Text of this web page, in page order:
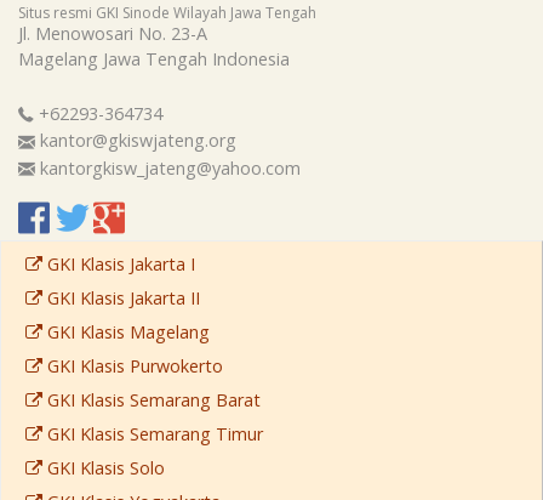
Situs resmi GKI Sinode Wilayah Jawa Tengah
Jl. Menowosari No. 23-A
Magelang Jawa Tengah Indonesia
+62293-364734
kantor@gkiswjateng.org
kantorgkisw_jateng@yahoo.com
GKI Klasis Jakarta I
GKI Klasis Jakarta II
GKI Klasis Magelang
GKI Klasis Purwokerto
GKI Klasis Semarang Barat
GKI Klasis Semarang Timur
GKI Klasis Solo